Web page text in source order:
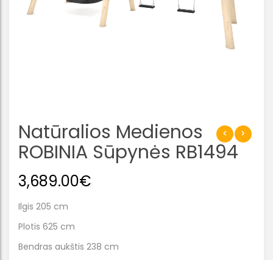
Natūralios Medienos
ROBINIA Sūpynės RB1494
3,689.00€
Ilgis 205 cm
Plotis 625 cm
Bendras aukštis 238 cm